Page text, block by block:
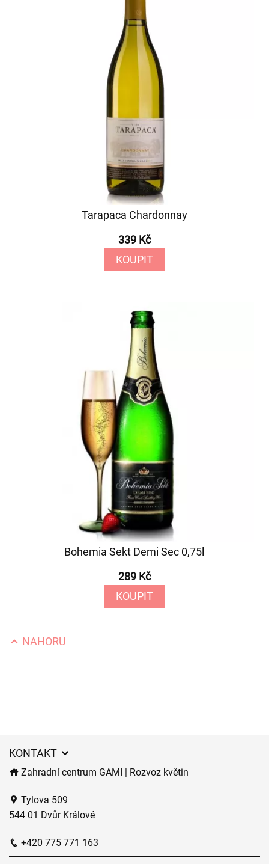
Tarapaca Chardonnay
339 Kč
KOUPIT
Bohemia Sekt Demi Sec 0,75l
289 Kč
KOUPIT
NAHORU
KONTAKT
Zahradní centrum GAMI | Rozvoz květin
Tylova 509
544 01 Dvůr Králové
+420 775 771 163